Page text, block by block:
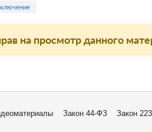
на просмотр данного
Закон 44-ФЗ Закон